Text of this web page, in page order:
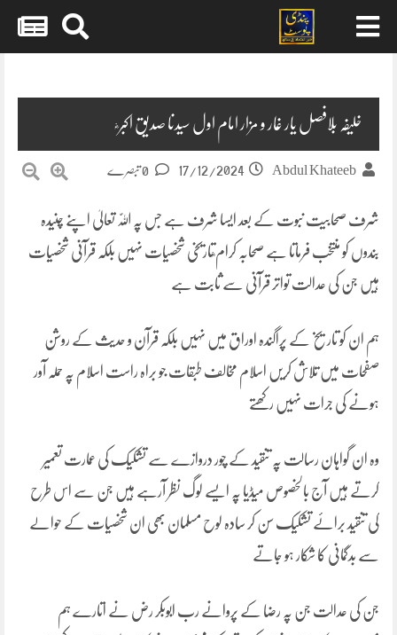
خلیفہ بلافصل یار غار و مزار امام اول سیدنا صدیق اکبر ؓ
Abdul Khateeb
17/12/2024
شرف صحابیت نبوت کے بعد ایسا شرف ہے جس پہ اللّٰہ تعالیٰ اپنے چنیدہ
بندوں کو منتخب فرماتا ہے صحابہ کرام ؓتاریخی شخصیات نہیں بلکہ قرآنی شخصیات
ہیں جن کی عدالت تواتر قرآنی سے ثابت ہے
ہم ان کو تاریخ کے پراگندہ اوراق میں نہیں بلکہ قرآن و حدیث کے روشن
صفحات میں تلاش کریں اسلام مخالف طبقات جو براہ راست اسلام پہ حملہ آور
ہونے کی جرات نہیں رکھتے
وہ ان گواہان رسالت پہ تنقید کے چور دروازے سے تشکیک کی عمارت تعمیر
کرتے ہیں آج بالخصوص میڈیا پہ ایسے لوگ نظر آرہے ہیں جن سے اس طرح
کی تنقید برائے تشکیک سن کر سادہ لوح مسلمان بھی ان شخصیات کے حوالے
سے بدگمانی کا شکار ہو جاتے
جن کی عدالت جن پہ رضا کے پروانے رب ابوبکر رض نے اتارے ہم